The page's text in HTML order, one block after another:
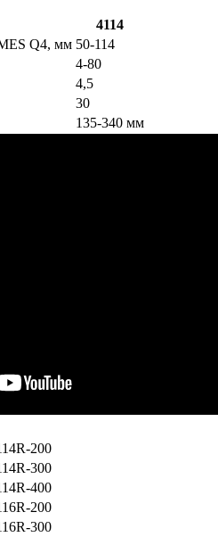
4114
Q4, мм 50-114
4-80
4,5
30
135-340 мм
200
300
400
200
300